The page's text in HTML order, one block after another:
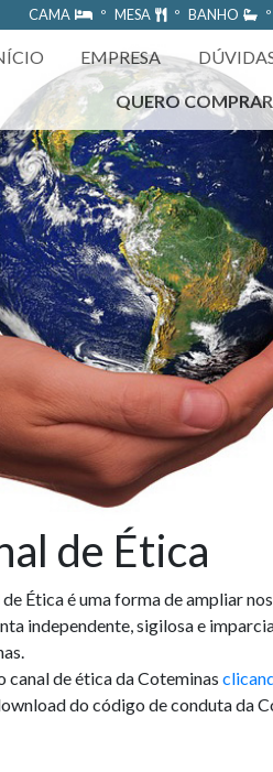
desenv-web/htm11/
CAMA º MESA º BANHO
EMPRESA
QUERO COMPRAR
de Ética
Ética é uma forma de ampliar
independente, sigilosa e
canal de ética da Coteminas
do código de conduta da